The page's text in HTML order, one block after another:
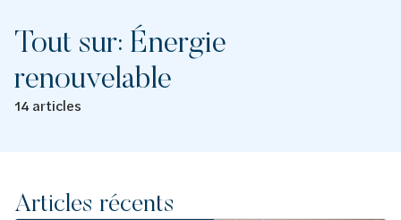
Tout sur: Énergie
renouvelable
14 articles
Articles récents